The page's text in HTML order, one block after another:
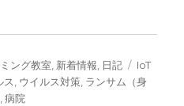
ング教室, 新着情報, 日記
タ
グ
IoT
ス, ウイルス対策, ランサム（身
,病院